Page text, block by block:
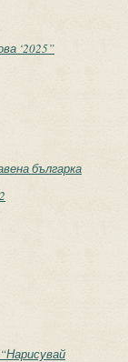
‘2025”
българка